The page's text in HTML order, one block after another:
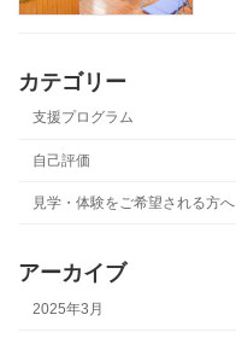
カテゴリー
支援プログラム
自己評価
見学・体験をご希望される方へ
アーカイブ
2025年3月